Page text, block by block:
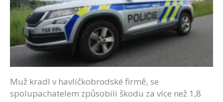
Muž kradl v havlíčkobrodské firmě, se
spolupachatelem způsobili škodu za více než 1,8